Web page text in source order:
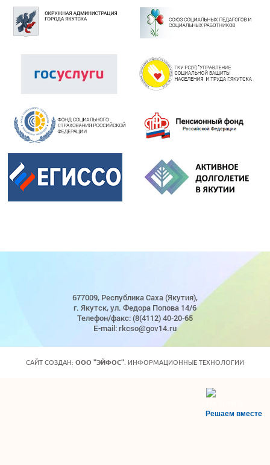
677009, Республика Саха (Якутия),
г. Якутск, ул. Федора Попова 14/6
Телефон/факс: (8(4112) 40-20-65
E-mail: rkcso@gov14.ru
САЙТ СОЗДАН: ООО "ЭЙФОС" . ИНФОРМАЦИОННЫЕ ТЕХНОЛОГИИ
Решаем вместе